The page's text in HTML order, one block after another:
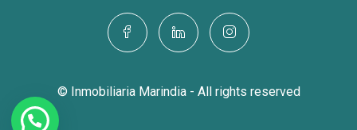
© Inmobiliaria Marindia - All rights reserved